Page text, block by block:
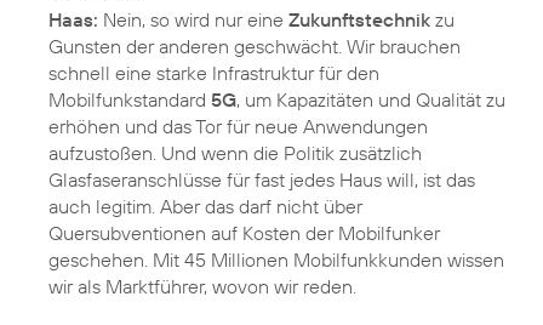
Haas: Nein, so wird nur eine Zukunftstechnik zu
Gunsten der anderen geschwächt. Wir brauchen
schnell eine starke Infrastruktur für den
Mobilfunkstandard 5G, um Kapazitäten und Qualität zu
erhöhen und das Tor für neue Anwendungen
aufzustoßen. Und wenn die Politik zusätzlich
Glasfaseranschlüsse für fast jedes Haus will, ist das
auch legitim. Aber das darf nicht über
Quersubventionen auf Kosten der Mobilfunker
geschehen. Mit 45 Millionen Mobilfunkkunden wissen
wir als Marktführer, wovon wir reden.